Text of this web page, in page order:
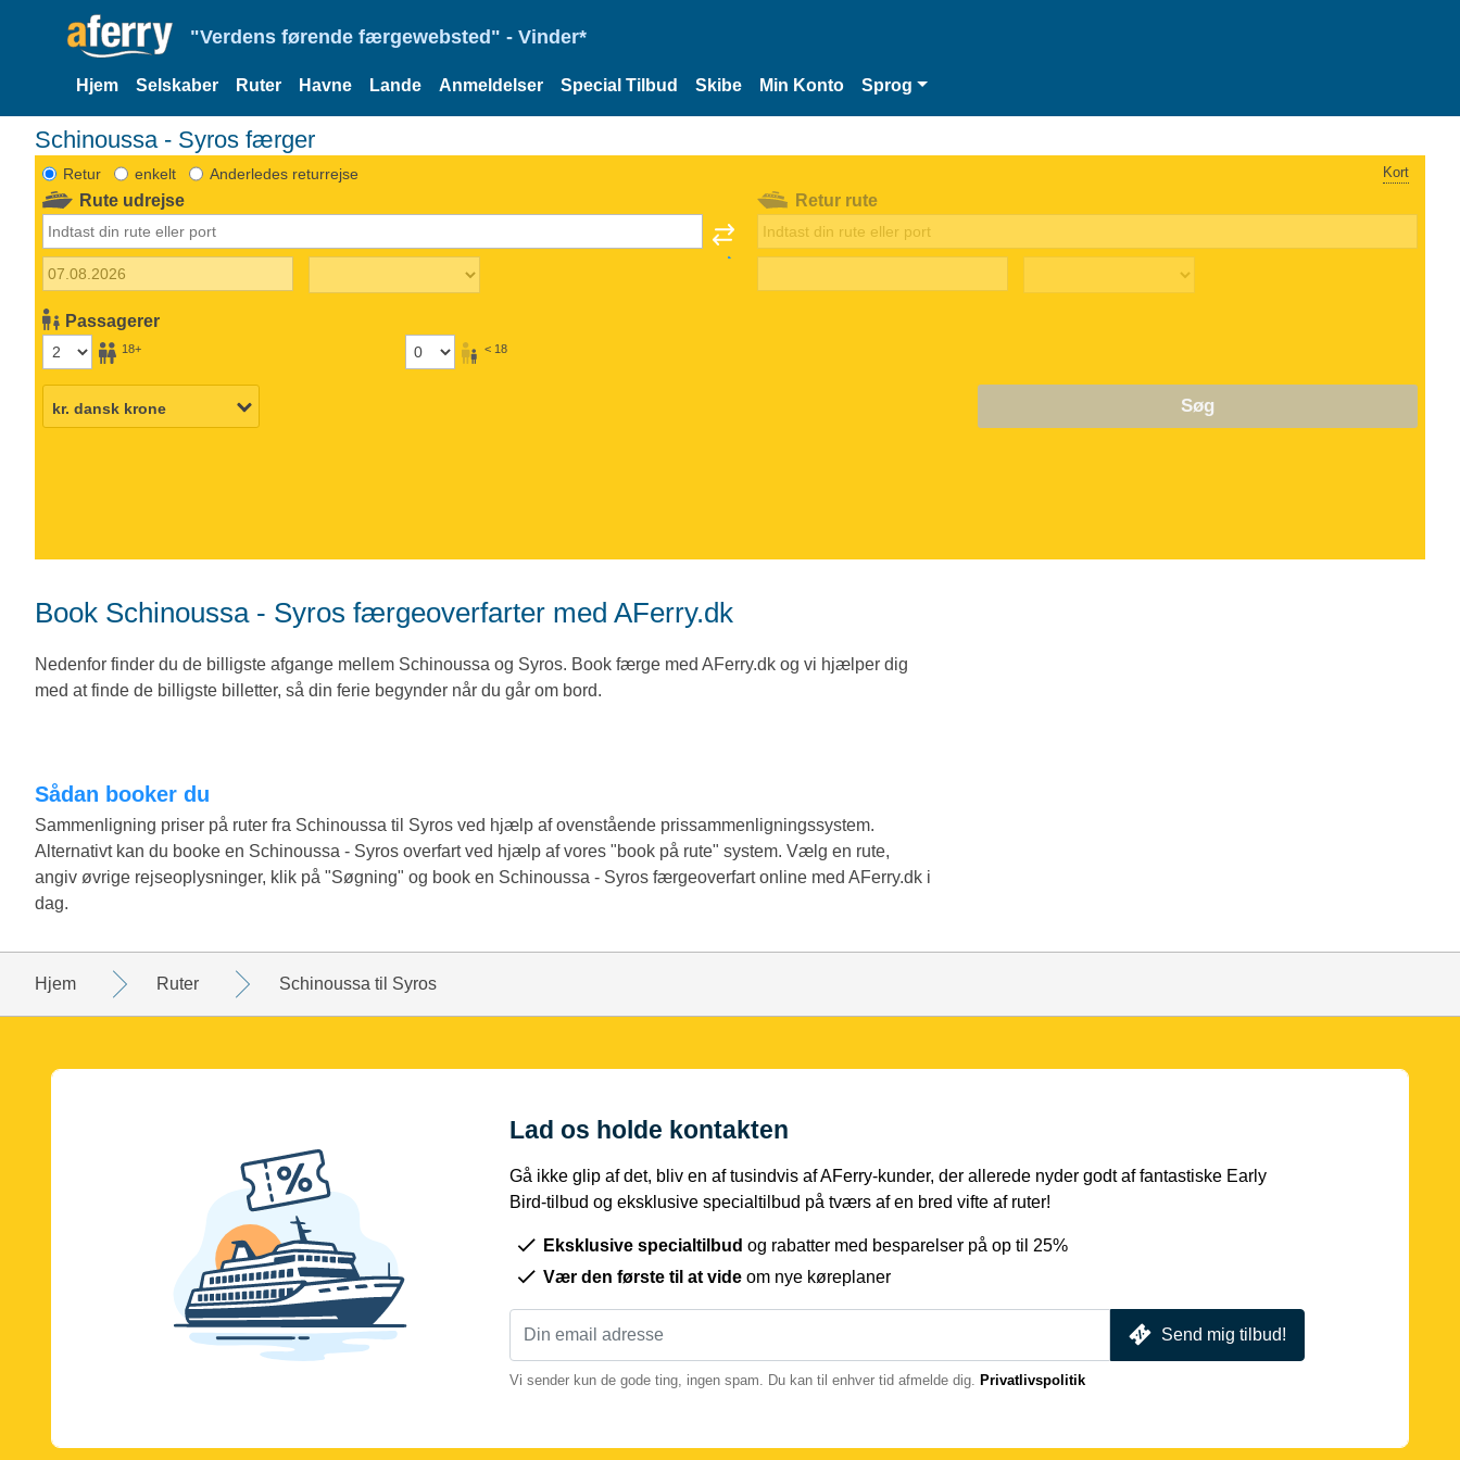
"Verdens førende færgewebsted" - Vinder*
Hjem Selskaber Ruter Havne Lande Anmeldelser Special Tilbud Skibe Min Konto Sprog
Schinoussa - Syros færger
Retur enkelt Anderledes returrejse Kort
Rute udrejse
Passagerer
18+ < 18
Retur rute
Søg
Book Schinoussa - Syros færgeoverfarter med AFerry.dk
Nedenfor finder du de billigste afgange mellem Schinoussa og Syros. Book færge med AFerry.dk og vi hjælper dig
med at finde de billigste billetter, så din ferie begynder når du går om bord.
Sådan booker du
Sammenligning priser på ruter fra Schinoussa til Syros ved hjælp af ovenstående prissammenligningssystem.
Alternativt kan du booke en Schinoussa - Syros overfart ved hjælp af vores "book på rute" system. Vælg en rute,
angiv øvrige rejseoplysninger, klik på "Søgning" og book en Schinoussa - Syros færgeoverfart online med AFerry.dk i
dag.
Hjem Ruter Schinoussa til Syros
Lad os holde kontakten
Gå ikke glip af det, bliv en af tusindvis af AFerry-kunder, der allerede nyder godt af fantastiske Early
Bird-tilbud og eksklusive specialtilbud på tværs af en bred vifte af ruter!
Eksklusive specialtilbud og rabatter med besparelser på op til 25%
Vær den første til at vide om nye køreplaner
Send mig tilbud!
Vi sender kun de gode ting, ingen spam. Du kan til enhver tid afmelde dig. Privatlivspolitik